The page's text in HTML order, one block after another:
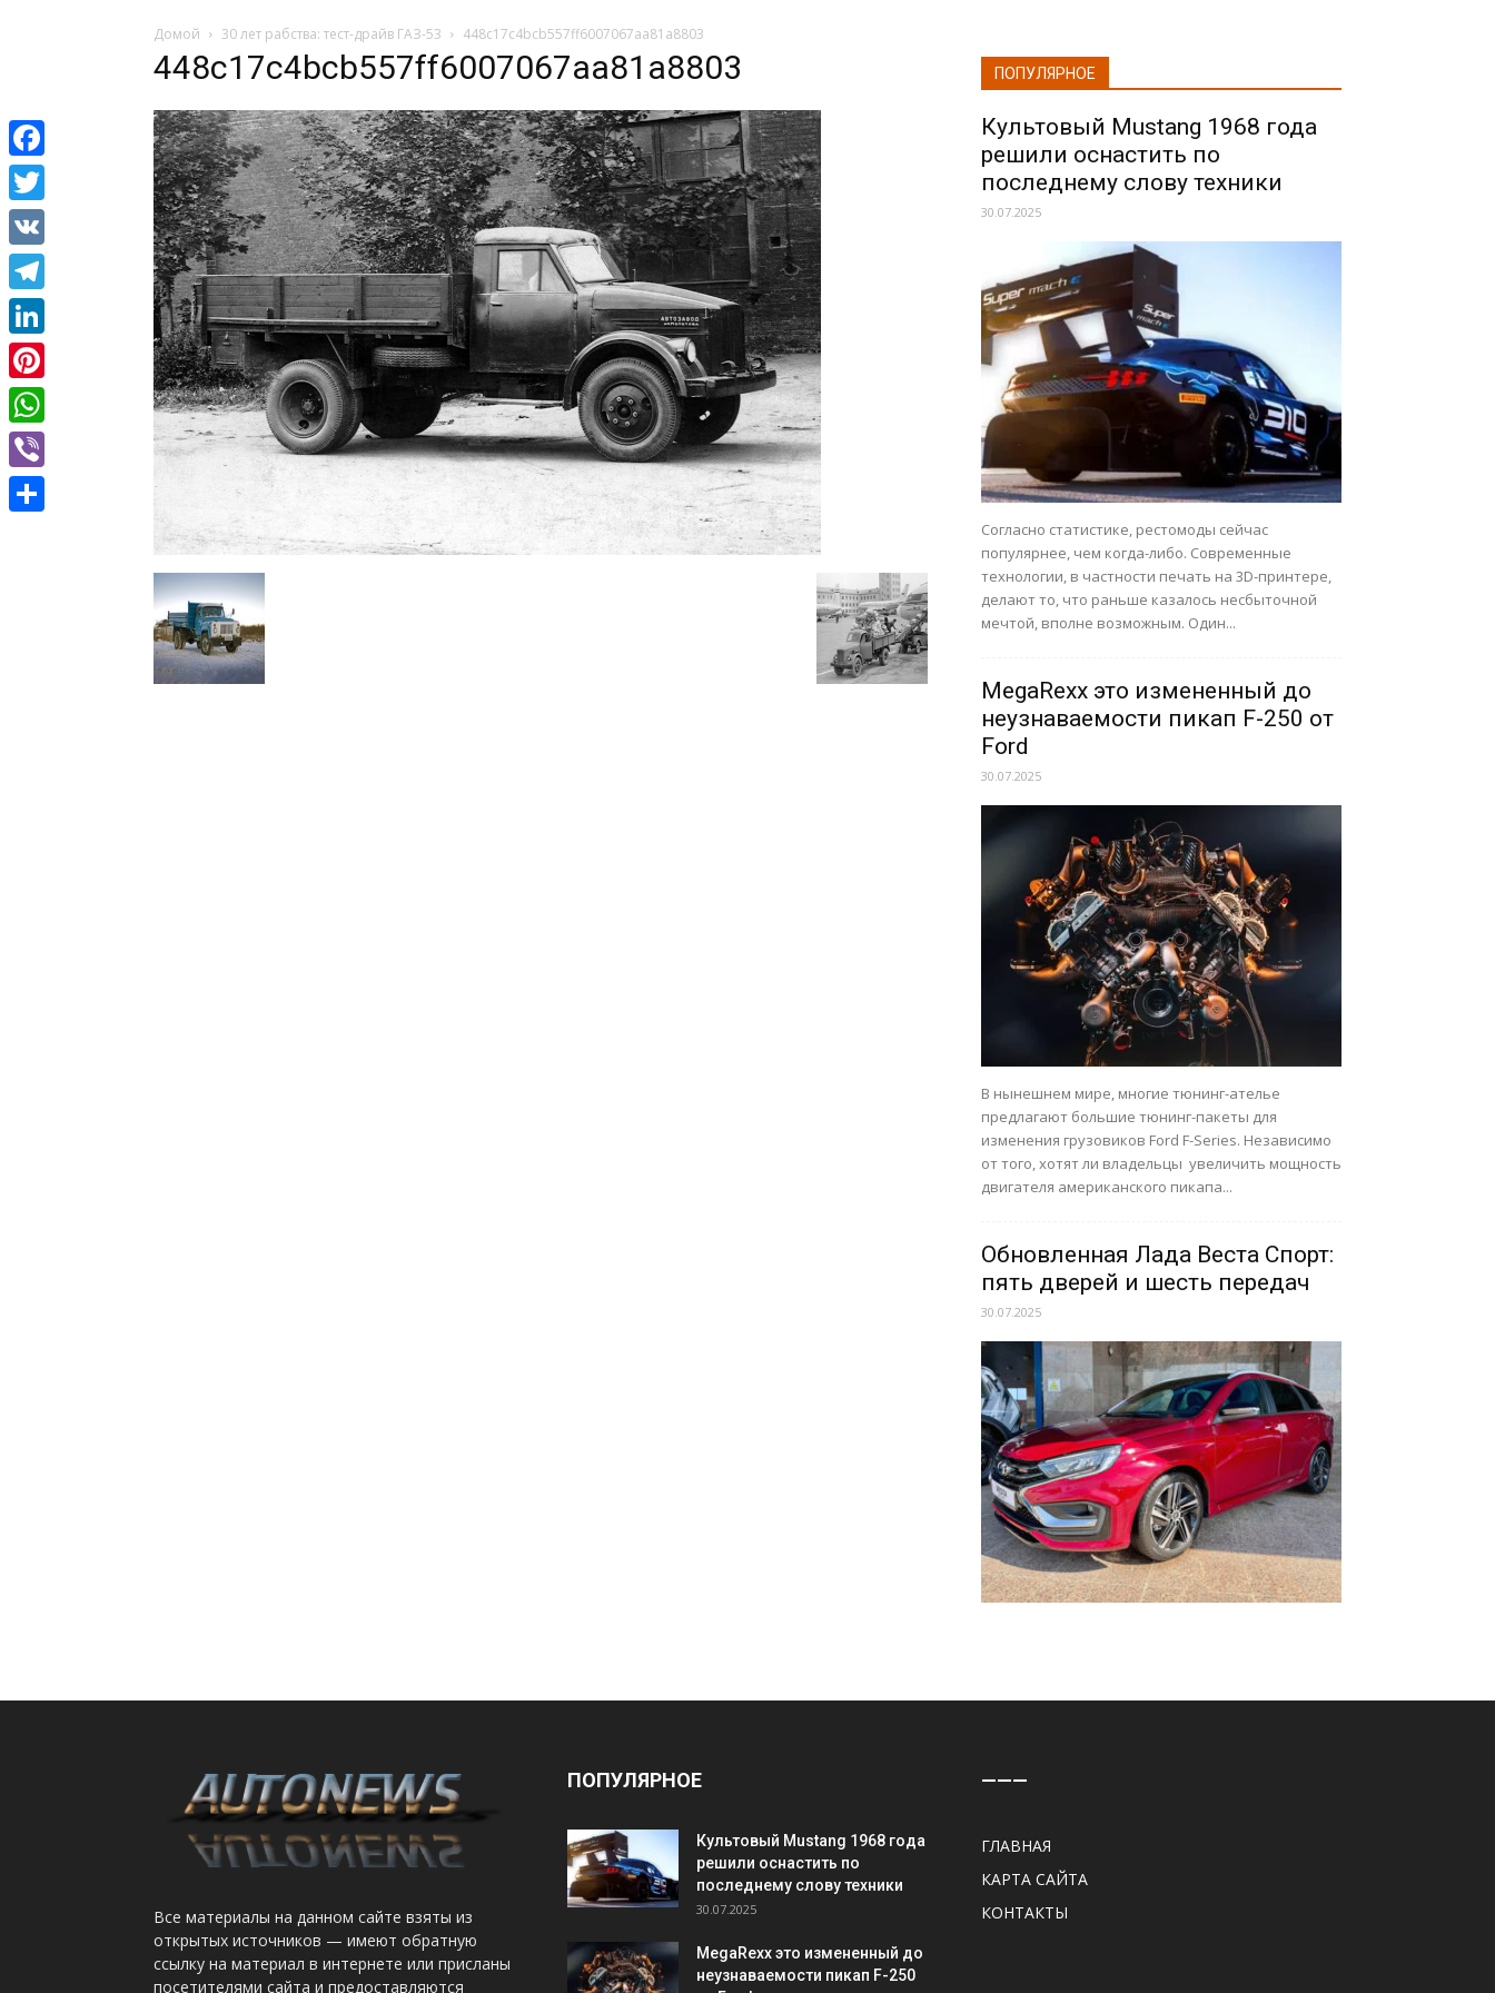
Домой 30 лет рабства: тест-драйв ГАЗ-53 448c17c4bcb557ff6007067aa81a8803
448c17c4bcb557ff6007067aa81a8803 ПОПУЛЯРНОЕ
Культовый Mustang 1968 года
решили оснастить по
последнему слову техники
30.07.2025
Согласно статистике, рестомоды сейчас
популярнее, чем когда-либо. Современные
технологии, в частности печать на 3D-принтере,
делают то, что раньше казалось несбыточной
мечтой, вполне возможным. Один...
MegaRexx это измененный до
неузнаваемости пикап F-250 от
Ford
30.07.2025
В нынешнем мире, многие тюнинг-ателье
предлагают большие тюнинг-пакеты для
изменения грузовиков Ford F-Series. Независимо
от того, хотят ли владельцы увеличить мощность
двигателя американского пикапа...
Обновленная Лада Веста Спорт:
пять дверей и шесть передач
30.07.2025
Все материалы на данном сайте взяты из
открытых источников — имеют обратную
ссылку на материал в интернете или присланы
посетителями сайта и предоставляются
ПОПУЛЯРНОЕ
Культовый Mustang 1968 года
решили оснастить по
последнему слову техники
30.07.2025
MegaRexx это измененный до
неузнаваемости пикап F-250
———
ГЛАВНАЯ
КАРТА САЙТА
КОНТАКТЫ
Facebook
Twitter
VK
Telegram
LinkedIn
Pinterest
WhatsApp
Viber